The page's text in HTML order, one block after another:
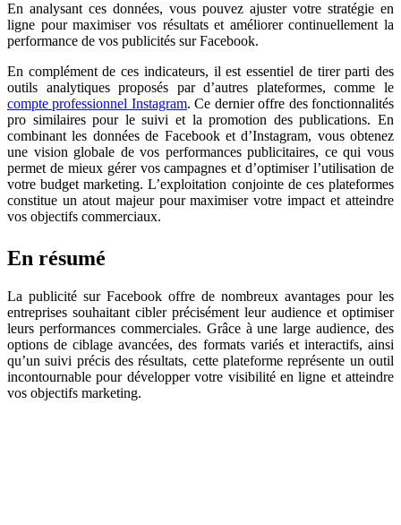
En analysant ces données, vous pouvez ajuster votre stratégie en
ligne pour maximiser vos résultats et améliorer continuellement la
performance de vos publicités sur Facebook.
En complément de ces indicateurs, il est essentiel de tirer parti des
outils analytiques proposés par d’autres plateformes, comme le
compte professionnel Instagram. Ce dernier offre des fonctionnalités
pro similaires pour le suivi et la promotion des publications. En
combinant les données de Facebook et d’Instagram, vous obtenez
une vision globale de vos performances publicitaires, ce qui vous
permet de mieux gérer vos campagnes et d’optimiser l’utilisation de
votre budget marketing. L’exploitation conjointe de ces plateformes
constitue un atout majeur pour maximiser votre impact et atteindre
vos objectifs commerciaux.
En résumé
La publicité sur Facebook offre de nombreux avantages pour les
entreprises souhaitant cibler précisément leur audience et optimiser
leurs performances commerciales. Grâce à une large audience, des
options de ciblage avancées, des formats variés et interactifs, ainsi
qu’un suivi précis des résultats, cette plateforme représente un outil
incontournable pour développer votre visibilité en ligne et atteindre
vos objectifs marketing.